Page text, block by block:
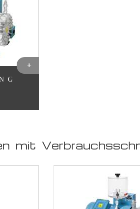
G
mit